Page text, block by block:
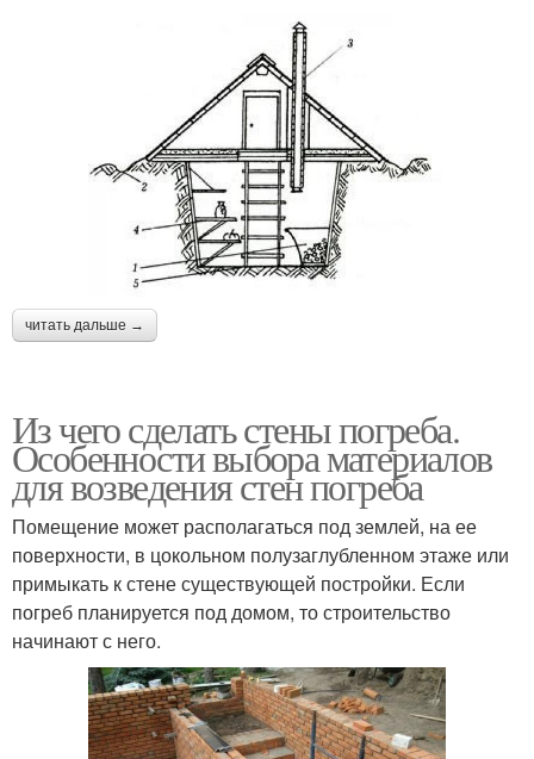
читать дальше →
Из чего сделать стены погреба.
Особенности выбора материалов
для возведения стен погреба
Помещение может располагаться под землей, на ее
поверхности, в цокольном полузаглубленном этаже или
примыкать к стене существующей постройки. Если
погреб планируется под домом, то строительство
начинают с него.